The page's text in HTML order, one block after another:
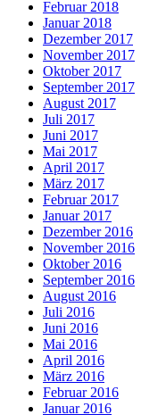
Februar 2018
Januar 2018
Dezember 2017
November 2017
Oktober 2017
September 2017
August 2017
Juli 2017
Juni 2017
Mai 2017
April 2017
März 2017
Februar 2017
Januar 2017
Dezember 2016
November 2016
Oktober 2016
September 2016
August 2016
Juli 2016
Juni 2016
Mai 2016
April 2016
März 2016
Februar 2016
Januar 2016